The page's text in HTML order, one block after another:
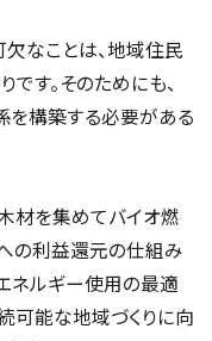
なことは、地域住民
です。そのためにも、
構築する必要がある
材を集めてバイオ燃
の利益還元の仕組み
ネルギー使用の最適
可能な地域づくりに向